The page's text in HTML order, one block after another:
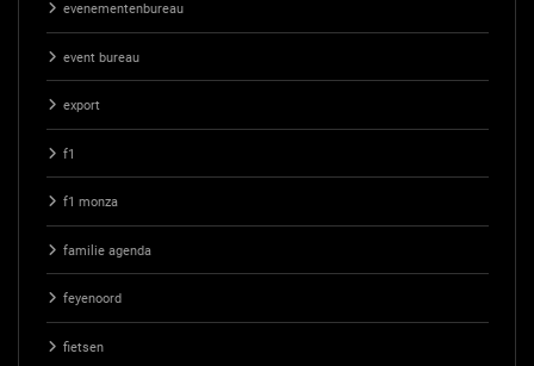
evenementenbureau
event bureau
export
f1
f1 monza
familie agenda
feyenoord
fietsen